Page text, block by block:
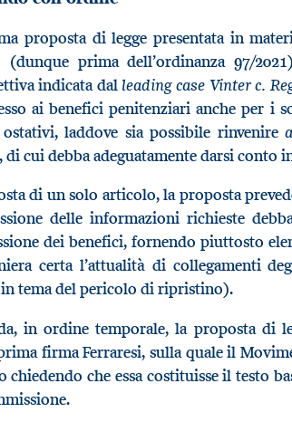
proposta di legge presentata in
(dunque prima dell’ordinanza 97/
indicata dalleading case Vinter c.
ai benefici penitenziari anche per i
laddove sia possibile rinvenire
di cui debba adeguatamente darsi conto
di un solo articolo, la proposta
delle informazioni richieste
dei benefici, fornendo piuttosto
certa l’attualità di collegamenti
tema del pericolo di ripristino).
in ordine temporale, la proposta di
firma Ferraresi, sulla quale il
chiedendo che essa costituisse il testo